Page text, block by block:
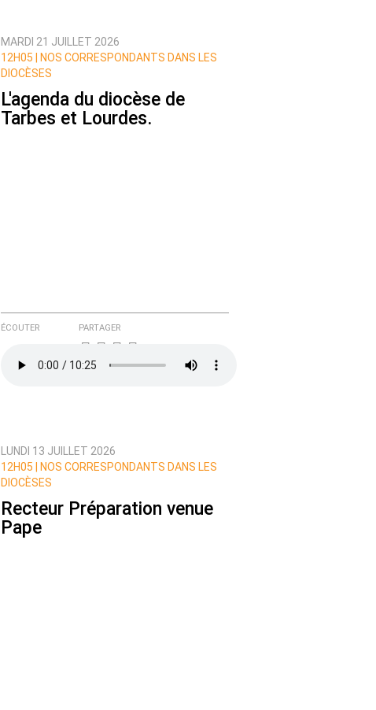
MARDI 21 JUILLET 2026
12H05 |
NOS CORRESPONDANTS DANS LES
DIOCÈSES
L'agenda du diocèse de
Tarbes et Lourdes.
ÉCOUTER PARTAGER
LUNDI 13 JUILLET 2026
12H05 |
NOS CORRESPONDANTS DANS LES
DIOCÈSES
Recteur Préparation venue
Pape